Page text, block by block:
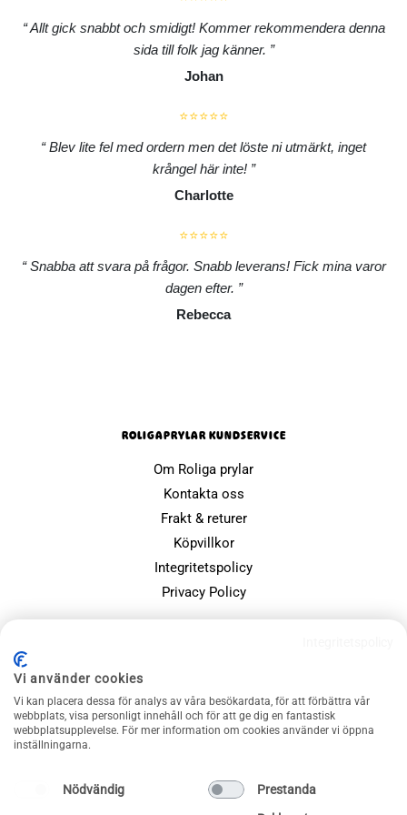
Allt gick snabbt och smidigt! Kommer rekommendera denna
sida till folk jag känner.
Johan
⭐⭐⭐⭐⭐
Blev lite fel med ordern men det löste ni utmärkt, inget
krångel här inte!
Charlotte
⭐⭐⭐⭐⭐
Snabba att svara på frågor. Snabb leverans! Fick mina varor
dagen efter.
Rebecca
ROLIGAPRYLAR KUNDSERVICE
Om Roliga prylar
Kontakta oss
Frakt & returer
Köpvillkor
Integritetspolicy
Privacy Policy
Julklappsspelet
Merchandise
Vi använder cookies
Vi kan placera dessa för analys av våra besökardata, för att förbättra vår
webbplats, visa personligt innehåll och för att ge dig en fantastisk
webbplatsupplevelse. För mer information om cookies använder vi öppna
inställningarna.
Nödvändig Prestanda